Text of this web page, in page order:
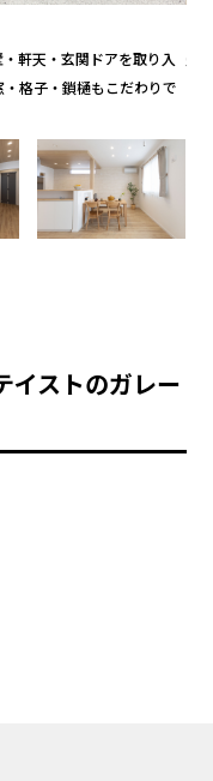
軒天・玄関ドアを取り入
格子・鎖樋もこだわりで
イストのガレー